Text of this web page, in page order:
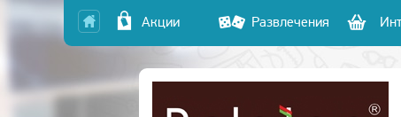
Акции Развлечения